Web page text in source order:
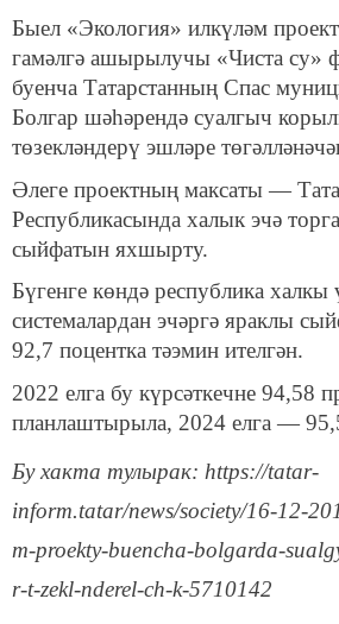
Быел «Экология» илкүләм
гамәлгә ашырылучы «Чиста су»
буенча Татарстанның Спас
Болгар шәһәрендә суалгыч
төзекләндерү эшләре
Әлеге проектның максаты —
Республикасында халык эчә
сыйфатын яхшырту.
Бүгенге көндә республика халкы
системалардан эчәргә яраклы
92,7 поцентка тәэмин ителгән.
2022 елга бу күрсәткечне 94,58
планлаштырыла, 2024 елга —
Бу хакта тулырак: https://tatar-
inform.tatar/news/society/16-12-
m-proekty-buencha-bolgarda-
r-t-zekl-nderel-ch-k-5710142